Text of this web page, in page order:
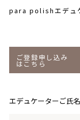
para polishエデュ
ご登録申し込み
はこちら
エデュケーターご氏名